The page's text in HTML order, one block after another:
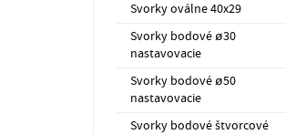
Svorky oválne 40x29
Svorky bodové ø30
nastavovacie
Svorky bodové ø50
nastavovacie
Svorky bodové štvorcové